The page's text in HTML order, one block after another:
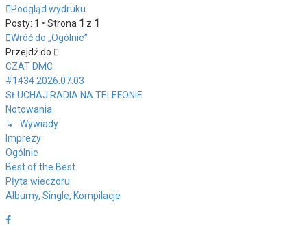
Podgląd wydruku
Posty: 1 • Strona 1 z 1
Wróć do „Ogólnie”
Przejdź do
CZAT DMC
#1434 2026.07.03
SŁUCHAJ RADIA NA TELEFONIE
Notowania
↳ Wywiady
Imprezy
Ogólnie
Best of the Best
Płyta wieczoru
Albumy, Single, Kompilacje